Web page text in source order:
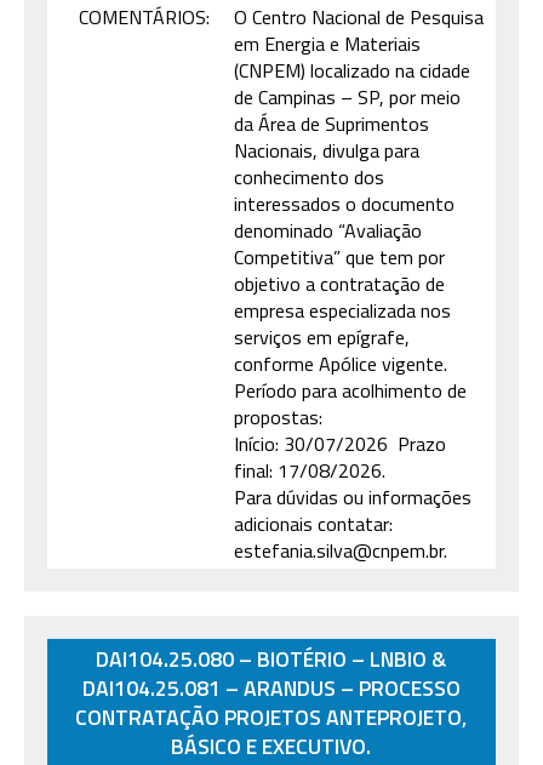
COMENTÁRIOS:
O Centro Nacional de Pesquisa
em Energia e Materiais
(CNPEM) localizado na cidade
de Campinas – SP, por meio
da Área de Suprimentos
Nacionais, divulga para
conhecimento dos
interessados o documento
denominado “Avaliação
Competitiva” que tem por
objetivo a contratação de
empresa especializada nos
serviços em epígrafe,
conforme Apólice vigente.
Período para acolhimento de
propostas:
Início: 30/07/2026 Prazo
final: 17/08/2026.
Para dúvidas ou informações
adicionais contatar:
estefania.silva@cnpem.br.
DAI104.25.080 – BIOTÉRIO – LNBIO &
DAI104.25.081 – ARANDUS – PROCESSO
CONTRATAÇÃO PROJETOS ANTEPROJETO,
BÁSICO E EXECUTIVO.